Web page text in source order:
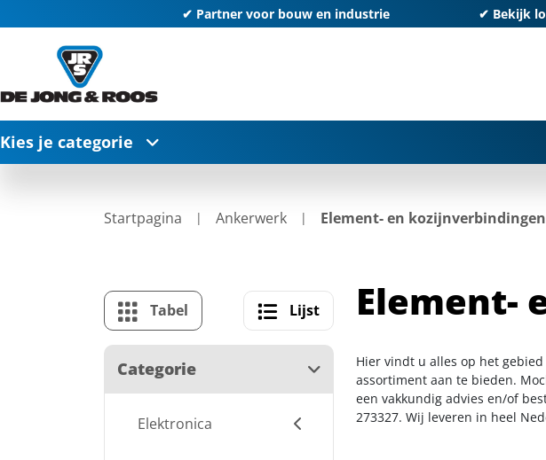
✔ Partner voor bouw en industrie ✔ Bekijk
Kies je categorie
Startpagina Ankerwerk Element- en kozijnverbindingen
Tabel Lijst
Categorie
Elektronica
Element-
Hier vindt u alles op het
assortiment aan te bieden.
een vakkundig advies en/of
273327. Wij leveren in heel